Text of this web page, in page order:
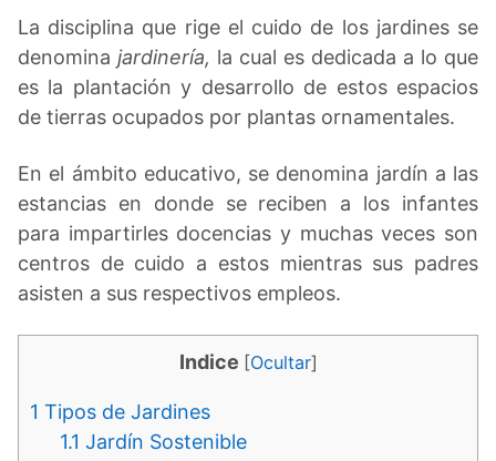
La disciplina que rige el cuido de los jardines se
denomina jardinería, la cual es dedicada a lo que
es la plantación y desarrollo de estos espacios
de tierras ocupados por plantas ornamentales.
En el ámbito educativo, se denomina jardín a las
estancias en donde se reciben a los infantes
para impartirles docencias y muchas veces son
centros de cuido a estos mientras sus padres
asisten a sus respectivos empleos.
Indice [Ocultar]
1 Tipos de Jardines
1.1 Jardín Sostenible